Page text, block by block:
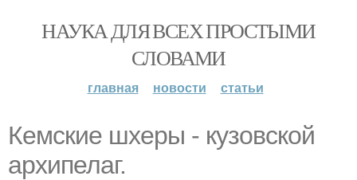
НАУКА ДЛЯ ВСЕХ ПРОСТЫМИ
СЛОВАМИ
главная новости статьи
Кемские шхеры - кузовской
архипелаг.